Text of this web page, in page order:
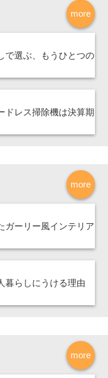
more
で選ぶ、もうひとつの
ドレス掃除機は決算期
more
ガーリー風インテリア
暮らしにうける理由
more